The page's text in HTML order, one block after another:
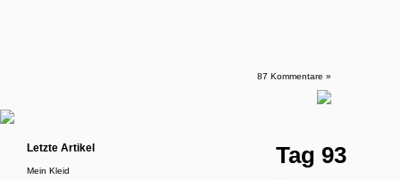
87 Kommentare »
Tag 93
Letzte Artikel
Mein Kleid